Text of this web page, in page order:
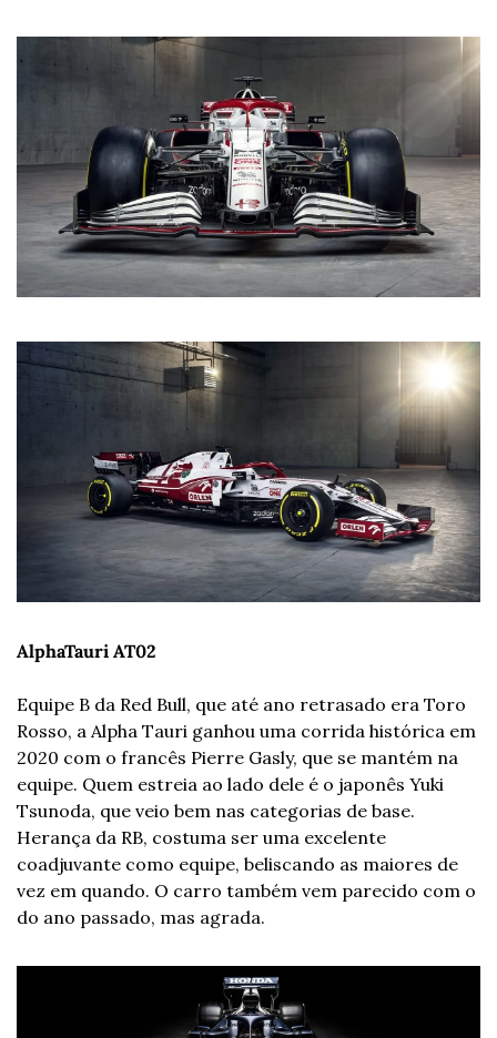
AlphaTauri AT02
Equipe B da Red Bull, que até ano retrasado era Toro
Rosso, a Alpha Tauri ganhou uma corrida histórica em
2020 com o francês Pierre Gasly, que se mantém na
equipe. Quem estreia ao lado dele é o japonês Yuki
Tsunoda, que veio bem nas categorias de base.
Herança da RB, costuma ser uma excelente
coadjuvante como equipe, beliscando as maiores de
vez em quando. O carro também vem parecido com o
do ano passado, mas agrada.